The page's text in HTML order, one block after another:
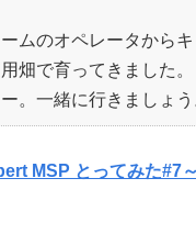
ムのオペレータからキ
畑で育ってきました。
。一緒に行きましょう
MSP とってみた#7